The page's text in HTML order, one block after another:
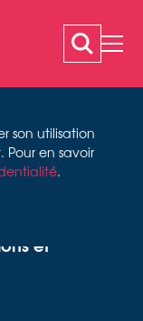
son utilisation
en savoir
.
à tout
et